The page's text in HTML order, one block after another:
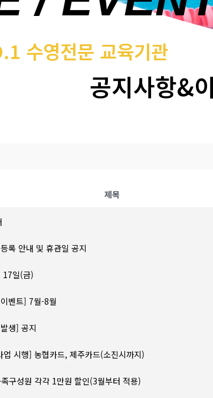
수영전문 교육기관
공지사항&
제목
록 안내 및 휴관일 공지
17일(금)
벤트] 7월-8월
생] 공지
시행] 농협카드, 제주카드(소진시까지)
구성원 각각 1만원 할인(3월부터 적용)